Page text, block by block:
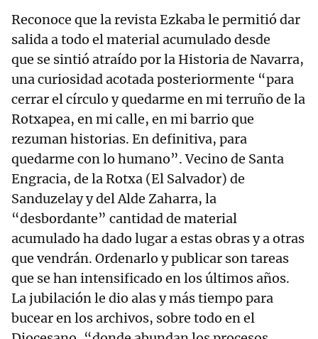
Reconoce que la revista Ezkaba le permitió dar
salida a todo el material acumulado desde
que se sintió atraído por la Historia de Navarra,
una curiosidad acotada posteriormente “para
cerrar el círculo y quedarme en mi terruño de la
Rotxapea, en mi calle, en mi barrio que
rezuman historias. En definitiva, para
quedarme con lo humano”. Vecino de Santa
Engracia, de la Rotxa (El Salvador) de
Sanduzelay y del Alde Zaharra, la
“desbordante” cantidad de material
acumulado ha dado lugar a estas obras y a otras
que vendrán. Ordenarlo y publicar son tareas
que se han intensificado en los últimos años.
La jubilación le dio alas y más tiempo para
bucear en los archivos, sobre todo en el